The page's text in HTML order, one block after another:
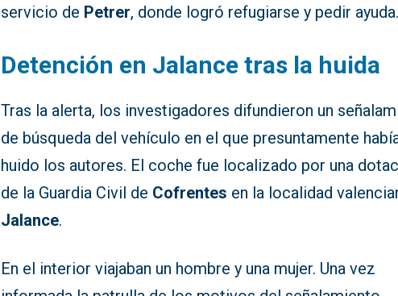
servicio de Petrer, donde logró refugiarse y pedir ayuda.
Detención en Jalance tras la huida
Tras la alerta, los investigadores difundieron un
de búsqueda del vehículo en el que presuntamente
huido los autores. El coche fue localizado por una
de la Guardia Civil de Cofrentes en la localidad
Jalance.
En el interior viajaban un hombre y una mujer. Una vez